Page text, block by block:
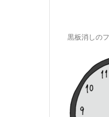
黒板消しの